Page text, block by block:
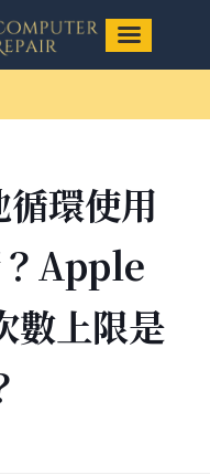
環使用
Apple
數上限是